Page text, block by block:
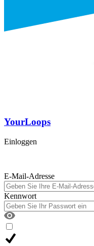
YourLoops
Einloggen
E-Mail-Adresse
Kennwort